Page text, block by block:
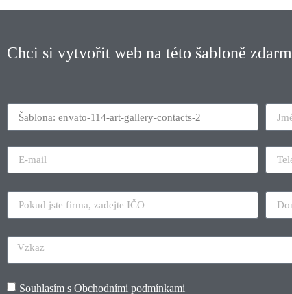
Chci si vytvořit web na této šabloně
Souhlasím s Obchodními podmínkami